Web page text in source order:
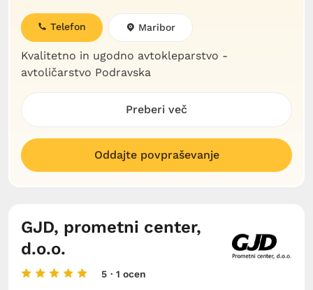
Kvalitetno in ugodno avtokleparstvo -
avtoličarstvo Podravska
Telefon Maribor
Preberi več
Oddajte povpraševanje
GJD, prometni center,
d.o.o.
5 · 1 ocen